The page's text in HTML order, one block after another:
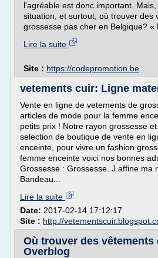
l'agréable est donc important.
situation, et surtout, où trouver des
grossesse pas cher en Belgique? «
Lire la suite
Site : https://codepromotion.be
vetements cuir: Ligne
Vente en ligne de vetements de
articles de mode pour la femme
petits prix ! Notre rayon grossesse
selection de boutique de vente en
enceinte, pour vivre un fashion
femme enceinte voici nos bonnes
Grossesse : Grossesse. J.affine ma
Bandeau...
Lire la suite
Date: 2017-02-14 17:12:17
Site : http://
Où trouver des vêtements
Overblog